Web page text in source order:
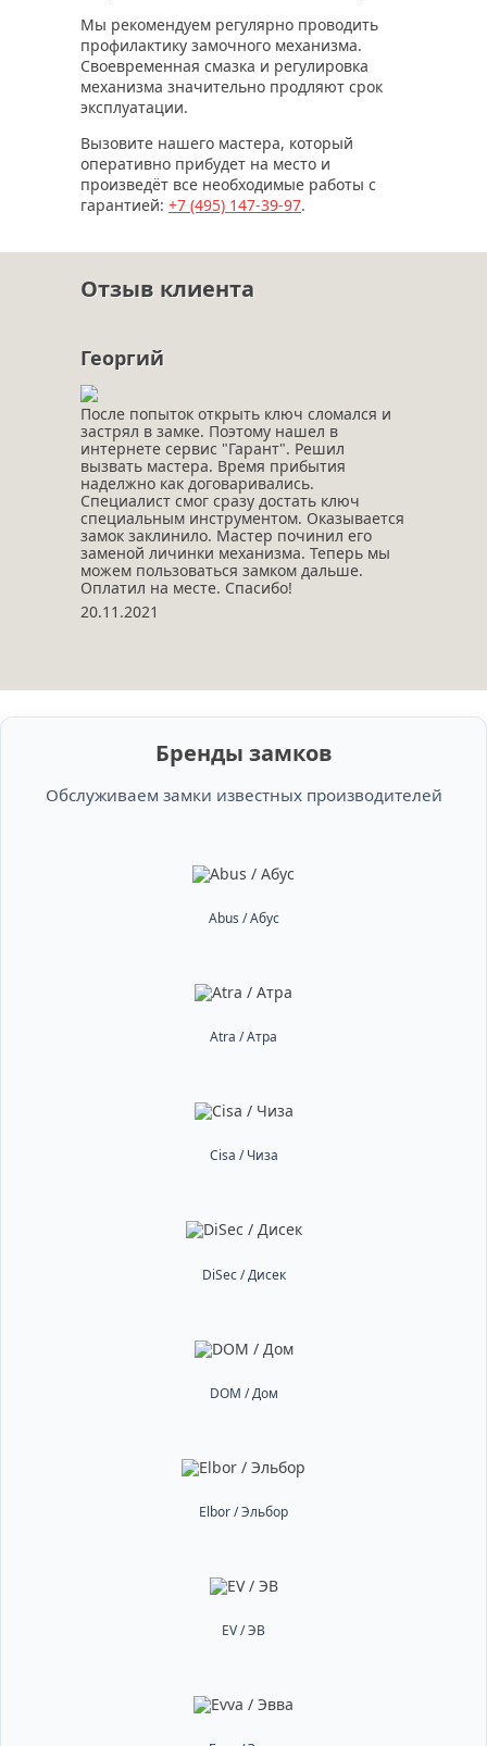
Мы рекомендуем регулярно проводить
профилактику замочного механизма.
Своевременная смазка и регулировка
механизма значительно продляют срок
эксплуатации.
Вызовите нашего мастера, который
оперативно прибудет на место и
произведёт все необходимые работы с
гарантией: +7 (495) 147-39-97.
Отзыв клиента
Георгий
После попыток открыть ключ сломался и
застрял в замке. Поэтому нашел в
интернете сервис "Гарант". Решил
вызвать мастера. Время прибытия
наделжно как договаривались.
Специалист смог сразу достать ключ
специальным инструментом. Оказывается
замок заклинило. Мастер починил его
заменой личинки механизма. Теперь мы
можем пользоваться замком дальше.
Оплатил на месте. Спасибо!
20.11.2021
Бренды замков
Обслуживаем замки известных производителей
Abus / Абус
Atra / Атра
Cisa / Чиза
DiSec / Дисек
DOM / Дом
Elbor / Эльбор
EV / ЭВ